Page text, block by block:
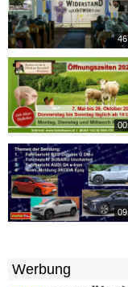
Werbung